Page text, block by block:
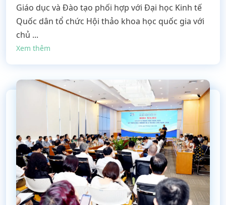
Giáo dục và Đào tạo phối hợp với Đại học Kinh tế
Quốc dân tổ chức Hội thảo khoa học quốc gia với
chủ ...
Xem thêm